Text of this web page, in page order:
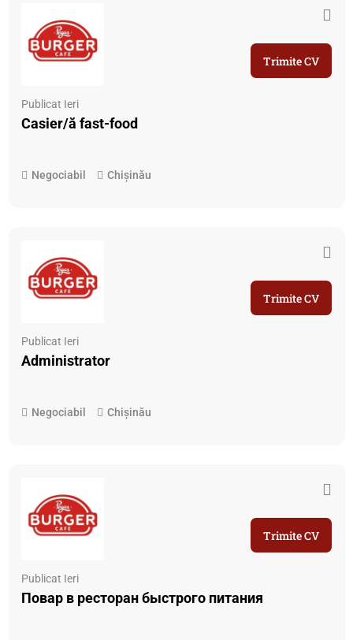
Publicat Ieri
Casier/ă fast-food
Negociabil Chișinău
Trimite CV
Publicat Ieri
Administrator
Negociabil Chișinău
Trimite CV
Publicat Ieri
Повар в ресторан быстрого питания
Trimite CV